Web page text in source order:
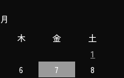
木 金 土
1
6 7
8